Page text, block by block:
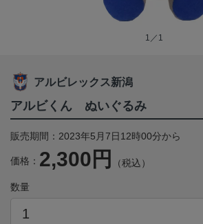
1／1
アルビレックス新潟
アルビくん ぬいぐるみ
販売期間：2023年5月7日12時00分から
価格： 2,300円 （税込）
数量